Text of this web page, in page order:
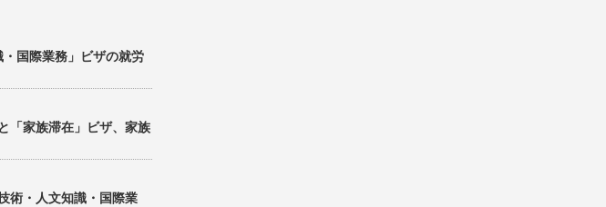
・国際業務」ビザの就労
「家族滞在」ビザ、家族
術・人文知識・国際業